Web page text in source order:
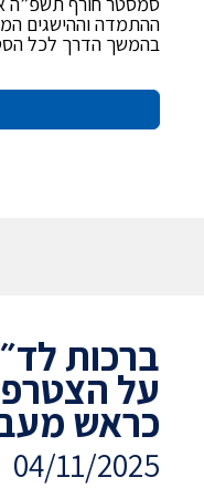
ההתמדה וההישגים
בהמשך הדרך לכל
ברכות
על
כראש
04/11/2025